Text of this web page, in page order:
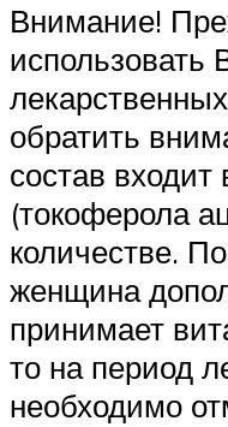
Внимание!
использовать
обратить
состав
(токоферола
количестве.
женщина
принимает
то на период
необходимо